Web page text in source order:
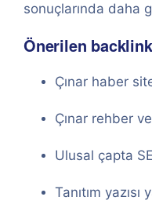
sonuçlarında daha
Önerilen
Çınar haber
Çınar rehber
Ulusal çapta
Tanıtım yazısı